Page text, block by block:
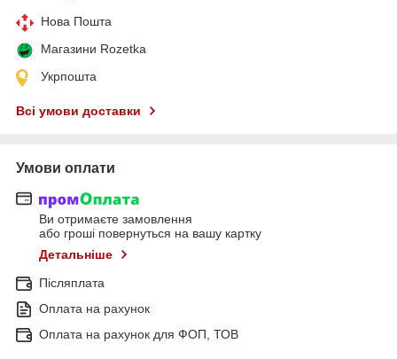
Нова Пошта
Магазини Rozetka
Укрпошта
Всі умови доставки
Умови оплати
Ви отримаєте замовлення
або гроші повернуться на вашу картку
Детальніше
Післяплата
Оплата на рахунок
Оплата на рахунок для ФОП, ТОВ